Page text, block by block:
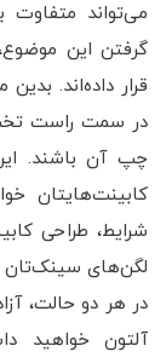
می‌تواند متفاوت
گرفتن این
قرار داده‌اند.
در سمت راست
چپ آن باشند.
کابینت‌هایتان
شرایط، طراحی
لگن‌های سینک‌تان
در هر دو حالت،
آلتون خواهید